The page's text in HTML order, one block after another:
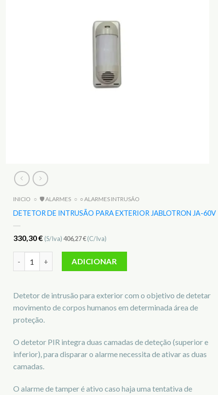
INICIO ○ 🛡️ ALARMES ○ ○ ALARMES INTRUSÃO
DETETOR DE INTRUSÃO PARA EXTERIOR JABLOTRON JA-60V
330,30€ (S/Iva)406,27€(C/Iva)
ADICIONAR
Detetor de intrusão para exterior com o objetivo de detetar
movimento de corpos humanos em determinada área de
proteção.
O detetor PIR integra duas camadas de deteção (superior e
inferior), para disparar o alarme necessita de ativar as duas
camadas.
O alarme de tamper é ativo caso haja uma tentativa de